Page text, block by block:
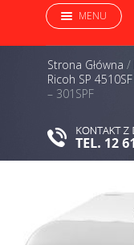
MENU
Strona Główna /
Ricoh SP 4510SF
– 301SPF